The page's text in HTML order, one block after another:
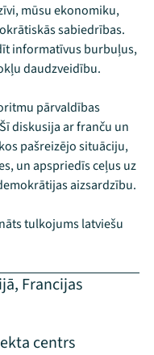
mūsu ekonomiku,
sabiedrības.
informatīvus burbuļus,
daudzveidību.
pārvaldības
diskusija ar franču un
pašreizējo situāciju,
un apspriedīs ceļus uz
aizsardzību.
tulkojums latviešu
, Francijas
centrs